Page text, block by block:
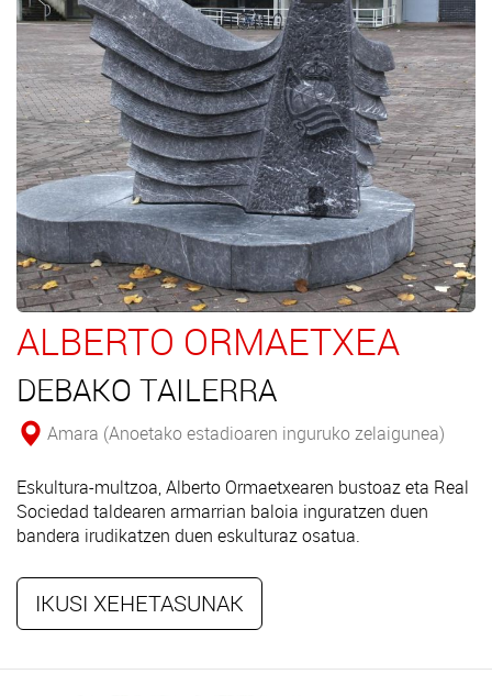
ALBERTO ORMAETXEA
DEBAKO TAILERRA
Amara (Anoetako estadioaren inguruko zelaigunea)
Eskultura-multzoa, Alberto Ormaetxearen bustoaz eta Real
Sociedad taldearen armarrian baloia inguratzen duen
bandera irudikatzen duen eskulturaz osatua.
IKUSI XEHETASUNAK